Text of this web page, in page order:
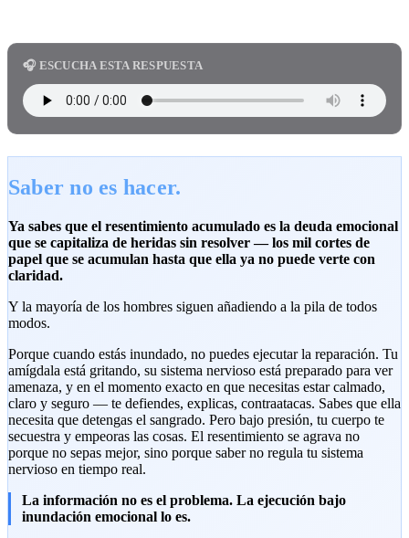
🎧 ESCUCHA ESTA RESPUESTA
Saber no es hacer.
Ya sabes que el resentimiento acumulado es la deuda emocional
que se capitaliza de heridas sin resolver — los mil cortes de
papel que se acumulan hasta que ella ya no puede verte con
claridad.
Y la mayoría de los hombres siguen añadiendo a la pila de todos
modos.
Porque cuando estás inundado, no puedes ejecutar la reparación. Tu
amígdala está gritando, su sistema nervioso está preparado para ver
amenaza, y en el momento exacto en que necesitas estar calmado,
claro y seguro — te defiendes, explicas, contraatacas. Sabes que ella
necesita que detengas el sangrado. Pero bajo presión, tu cuerpo te
secuestra y empeoras las cosas. El resentimiento se agrava no
porque no sepas mejor, sino porque saber no regula tu sistema
nervioso en tiempo real.
La información no es el problema. La ejecución bajo
inundación emocional lo es.